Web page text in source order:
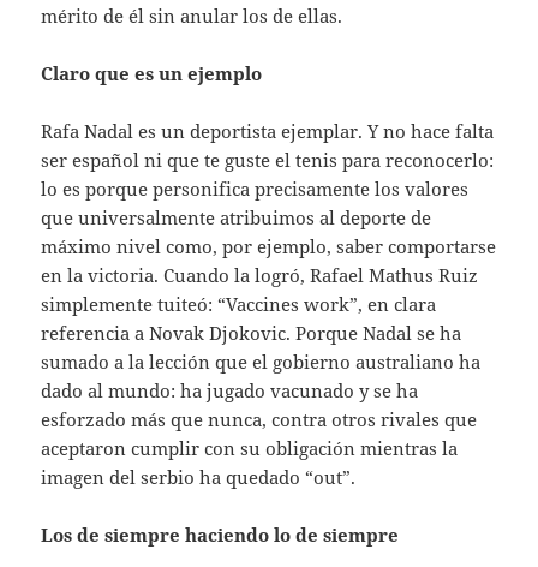
mérito de él sin anular los de ellas.
Claro que es un ejemplo
Rafa Nadal es un deportista ejemplar. Y no hace falta
ser español ni que te guste el tenis para reconocerlo:
lo es porque personifica precisamente los valores
que universalmente atribuimos al deporte de
máximo nivel como, por ejemplo, saber comportarse
en la victoria. Cuando la logró, Rafael Mathus Ruiz
simplemente tuiteó: “Vaccines work”, en clara
referencia a Novak Djokovic. Porque Nadal se ha
sumado a la lección que el gobierno australiano ha
dado al mundo: ha jugado vacunado y se ha
esforzado más que nunca, contra otros rivales que
aceptaron cumplir con su obligación mientras la
imagen del serbio ha quedado “out”.
Los de siempre haciendo lo de siempre